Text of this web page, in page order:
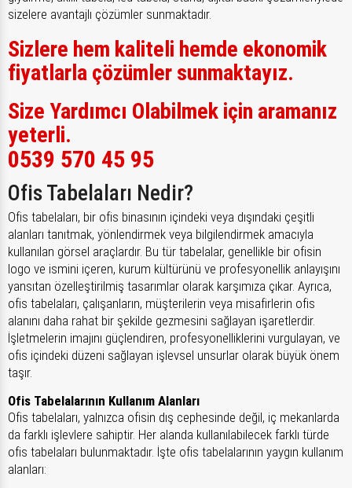
sizelere avantajlı çözümler sunmaktadır.
Sizlere hem kaliteli hemde ekonomik
fiyatlarla çözümler sunmaktayız.
Size Yardımcı Olabilmek için aramanız
yeterli.
0539 570 45 95
Ofis Tabelaları Nedir?
Ofis tabelaları, bir ofis binasının içindeki veya dışındaki çeşitli
alanları tanıtmak, yönlendirmek veya bilgilendirmek amacıyla
kullanılan görsel araçlardır. Bu tür tabelalar, genellikle bir ofisin
logo ve ismini içeren, kurum kültürünü ve profesyonellik anlayışını
yansıtan özelleştirilmiş tasarımlar olarak karşımıza çıkar. Ayrıca,
ofis tabelaları, çalışanların, müşterilerin veya misafirlerin ofis
alanını daha rahat bir şekilde gezmesini sağlayan işaretlerdir.
İşletmelerin imajını güçlendiren, profesyonelliklerini vurgulayan, ve
ofis içindeki düzeni sağlayan işlevsel unsurlar olarak büyük önem
taşır.
Ofis Tabelalarının Kullanım Alanları
Ofis tabelaları, yalnızca ofisin dış cephesinde değil, iç mekanlarda
da farklı işlevlere sahiptir. Her alanda kullanılabilecek farklı türde
ofis tabelaları bulunmaktadır. İşte ofis tabelalarının yaygın kullanım
alanları: